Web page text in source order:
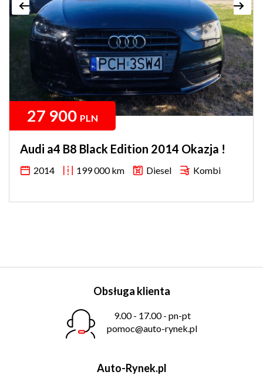
27 900 PLN
Audi a4 B8 Black Edition 2014 Okazja !
2014 199 000 km Diesel Kombi
Obsługa klienta
9.00 - 17.00 - pn-pt
pomoc@auto-rynek.pl
Auto-Rynek.pl